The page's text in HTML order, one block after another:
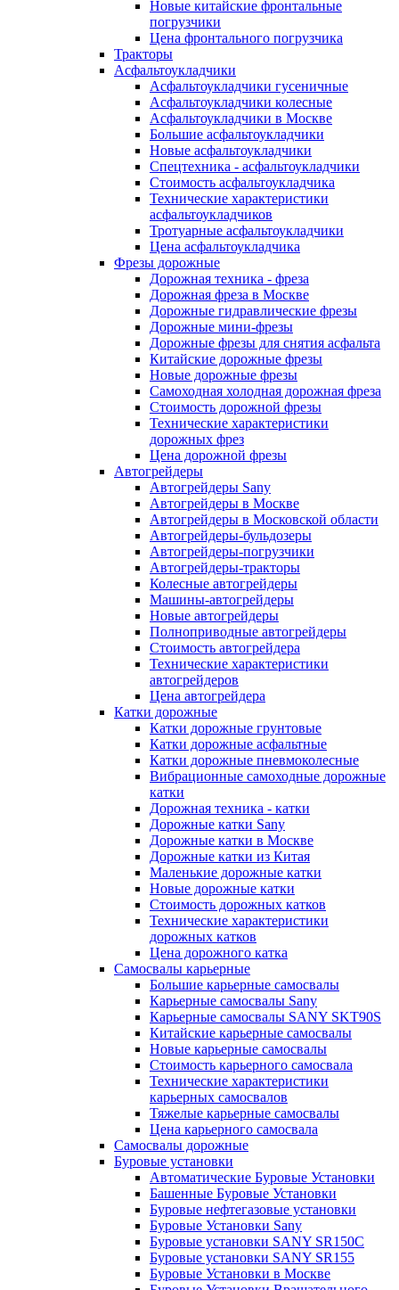
Новые китайские фронтальные
погрузчики
Цена фронтального погрузчика
Тракторы
Асфальтоукладчики
Асфальтоукладчики гусеничные
Асфальтоукладчики колесные
Асфальтоукладчики в Москве
Большие асфальтоукладчики
Новые асфальтоукладчики
Спецтехника - асфальтоукладчики
Стоимость асфальтоукладчика
Технические характеристики
асфальтоукладчиков
Тротуарные асфальтоукладчики
Цена асфальтоукладчика
Фрезы дорожные
Дорожная техника - фреза
Дорожная фреза в Москве
Дорожные гидравлические фрезы
Дорожные мини-фрезы
Дорожные фрезы для снятия асфальта
Китайские дорожные фрезы
Новые дорожные фрезы
Самоходная холодная дорожная фреза
Стоимость дорожной фрезы
Технические характеристики
дорожных фрез
Цена дорожной фрезы
Автогрейдеры
Автогрейдеры Sany
Автогрейдеры в Москве
Автогрейдеры в Московской области
Автогрейдеры-бульдозеры
Автогрейдеры-погрузчики
Автогрейдеры-тракторы
Колесные автогрейдеры
Машины-автогрейдеры
Новые автогрейдеры
Полноприводные автогрейдеры
Стоимость автогрейдера
Технические характеристики
автогрейдеров
Цена автогрейдера
Катки дорожные
Катки дорожные грунтовые
Катки дорожные асфальтные
Катки дорожные пневмоколесные
Вибрационные самоходные дорожные
катки
Дорожная техника - катки
Дорожные катки Sany
Дорожные катки в Москве
Дорожные катки из Китая
Маленькие дорожные катки
Новые дорожные катки
Стоимость дорожных катков
Технические характеристики
дорожных катков
Цена дорожного катка
Самосвалы карьерные
Большие карьерные самосвалы
Карьерные самосвалы Sany
Карьерные самосвалы SANY SKT90S
Китайские карьерные самосвалы
Новые карьерные самосвалы
Стоимость карьерного самосвала
Технические характеристики
карьерных самосвалов
Тяжелые карьерные самосвалы
Цена карьерного самосвала
Самосвалы дорожные
Буровые установки
Автоматические Буровые Установки
Башенные Буровые Установки
Буровые нефтегазовые установки
Буровые Установки Sany
Буровые установки SANY SR150C
Буровые установки SANY SR155
Буровые Установки в Москве